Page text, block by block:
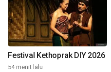
Festival Kethoprak DIY 2026
54 menit lalu